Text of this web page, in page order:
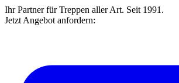
Ihr Partner für Treppen aller Art. Seit 1991.
Jetzt Angebot anfordern: